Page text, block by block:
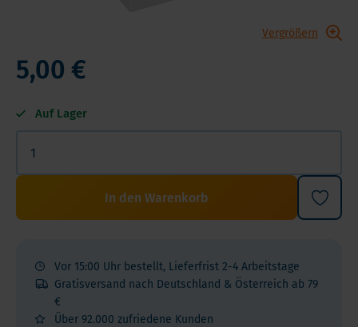
Vergrößern
5,00 €
Auf Lager
In den Warenkorb
Vor 15:00 Uhr bestellt, Lieferfrist 2-4 Arbeitstage
Gratisversand nach Deutschland & Österreich ab 79
€
Über 92.000 zufriedene Kunden